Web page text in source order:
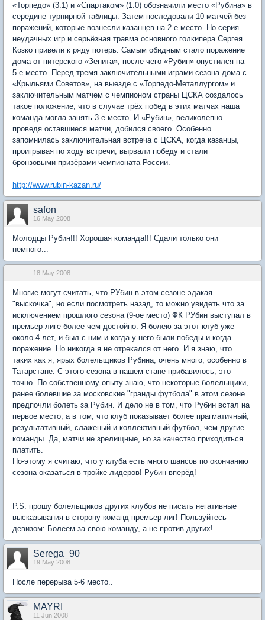
«Торпедо» (3:1) и «Спартаком» (1:0) обозначили место «Рубина» в
середине турнирной таблицы. Затем последовали 10 матчей без
поражений, которые вознесли казанцев на 2-е место. Но серия
неудачных игр и серьёзная травма основного голкипера Сергея
Козко привели к ряду потерь. Самым обидным стало поражение
дома от питерского «Зенита», после чего «Рубин» опустился на
5-е место. Перед тремя заключительными играми сезона дома с
«Крыльями Советов», на выезде с «Торпедо-Металлургом» и
заключительным матчем с чемпионом страны ЦСКА создалось
такое положение, что в случае трёх побед в этих матчах наша
команда могла занять 3-е место. И «Рубин», великолепно
проведя оставшиеся матчи, добился своего. Особенно
запомнилась заключительная встреча с ЦСКА, когда казанцы,
проигрывая по ходу встречи, вырвали победу и стали
бронзовыми призёрами чемпионата России.
http://www.rubin-kazan.ru/
safon
16 May 2008
Молодцы Рубин!!! Хорошая команда!!! Сдали только они
немного...
18 May 2008
Многие могут считать, что РУбин в этом сезоне эдакая
"выскочка", но если посмотреть назад, то можно увидеть что за
исключением прошлого сезона (9-ое место) ФК РУбин выступал в
премьер-лиге более чем достойно. Я болею за этот клуб уже
около 4 лет, и был с ним и когда у него были победы и когда
поражение. Но никогда я не отрекался от него. И я знаю, что
таких как я, ярых болельщиков Рубина, очень много, особенно в
Татарстане. С этого сезона в нашем стане прибавилось, это
точно. По собственному опыту знаю, что некоторые болельщики,
ранее болевшие за московские "гранды футбола" в этом сезоне
предпочли болеть за Рубин. И дело не в том, что Рубин встал на
первое место, а в том, что клуб показывает более прагматичный,
результативный, слаженый и коллективный футбол, чем другие
команды. Да, матчи не зрелищные, но за качество приходиться
платить.
По-этому я считаю, что у клуба есть много шансов по окончанию
сезона оказаться в тройке лидеров! Рубин вперёд!
P.S. прошу болельщиков других клубов не писать негативные
высказывания в сторону команд премьер-лиг! Пользуйтесь
девизом: Болеем за свою команду, а не против других!
Serega_90
19 May 2008
После перерыва 5-6 место..
MAYRI
11 Jun 2008